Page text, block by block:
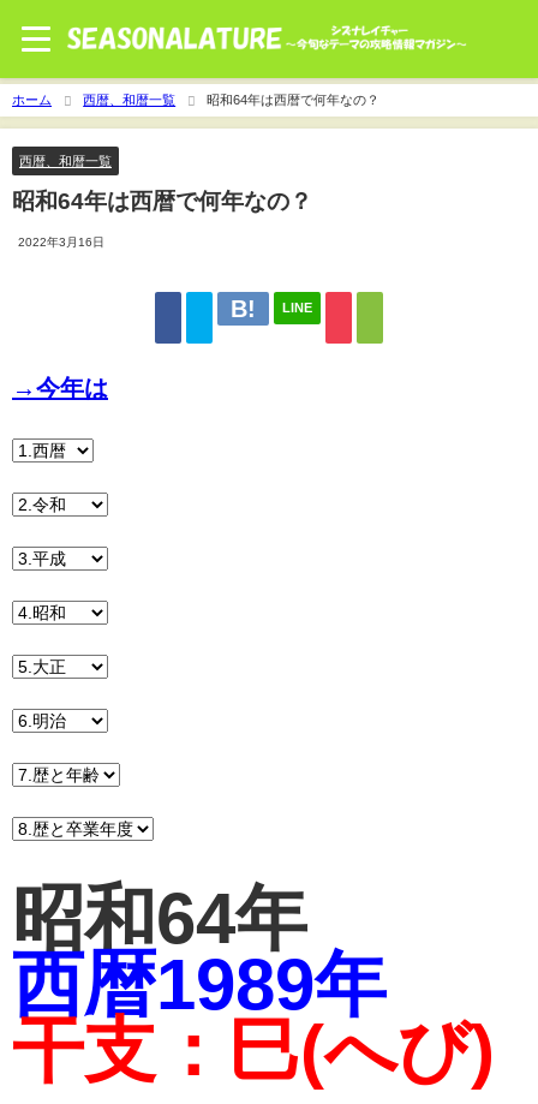
ホーム 西暦、和暦一覧 昭和64年は西暦で何年なの？
西暦、和暦一覧
昭和64年は西暦で何年なの？
2022年3月16日
LINE
→今年は
昭和64年
西暦1989年
干支：巳(へび)